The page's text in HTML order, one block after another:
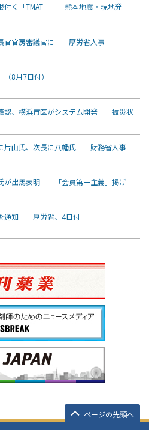
付く「TMAT」 熊本地震・現地発
官官房審議官に 厚労省人事
（8月7日付）
認、横浜市医がシステム開発 被災状
片山氏、次長に八幡氏 財務省人事
が出馬表明 「会員第一主義」掲げ
通知 厚労省、4日付
ページの先頭へ